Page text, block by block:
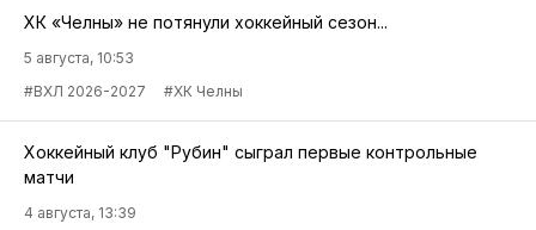
ХК «Челны» не потянули хоккейный сезон...
5 августа, 10:53
#ВХЛ 2026-2027
#ХК Челны
Хоккейный клуб "Рубин" сыграл первые контрольные
матчи
4 августа, 13:39